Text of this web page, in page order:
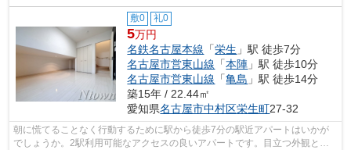
敷0 礼0
5万円
名鉄名古屋本線 「栄生 」駅 徒歩7分
名古屋市営東山線 「本陣 」駅 徒歩10分
名古屋市営東山線 「亀島 」駅 徒歩14分
築15年 / 22.44㎡
愛知県名古屋市中村区栄生町27-32
朝に慌てることなく行動するために駅から徒歩7分の駅近アパートはいかが
でしょうか。2駅利用可能なアクセスの良いアパートです。目立つ外観と洗